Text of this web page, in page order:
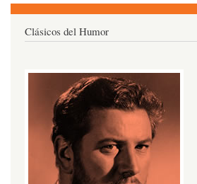
Clásicos del Humor